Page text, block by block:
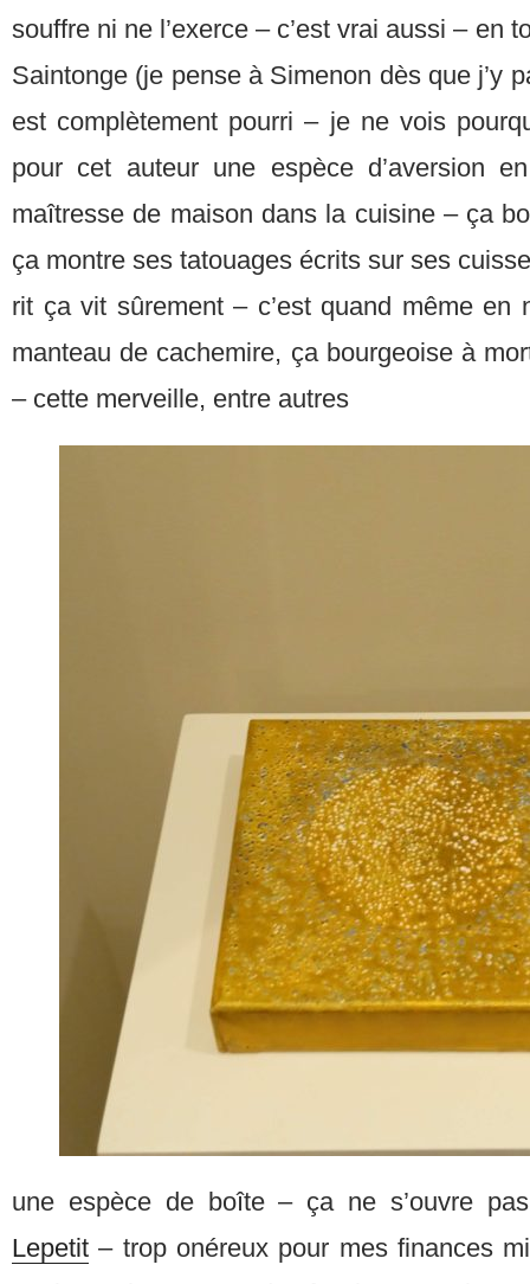
souffre ni ne l’exerce – c’est vrai aussi – en
Saintonge (je pense à Simenon dès que j’y
est complètement pourri – je ne vois
pour cet auteur une espèce d’aversion
maîtresse de maison dans la cuisine – ça
ça montre ses tatouages écrits sur ses
rit ça vit sûrement – c’est quand même en
manteau de cachemire, ça bourgeoise à
– cette merveille, entre autres
une espèce de boîte – ça ne s’ouvre
Lepetit – trop onéreux pour mes finances